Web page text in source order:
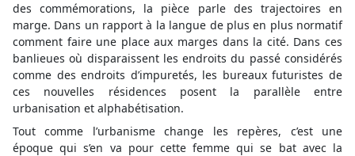
des commémorations, la pièce parle des trajectoires en
marge. Dans un rapport à la langue de plus en plus normatif
comment faire une place aux marges dans la cité. Dans ces
banlieues où disparaissent les endroits du passé considérés
comme des endroits d’impuretés, les bureaux futuristes de
ces nouvelles résidences posent la parallèle entre
urbanisation et alphabétisation.
Tout comme l’urbanisme change les repères, c’est une
époque qui s’en va pour cette femme qui se bat avec la